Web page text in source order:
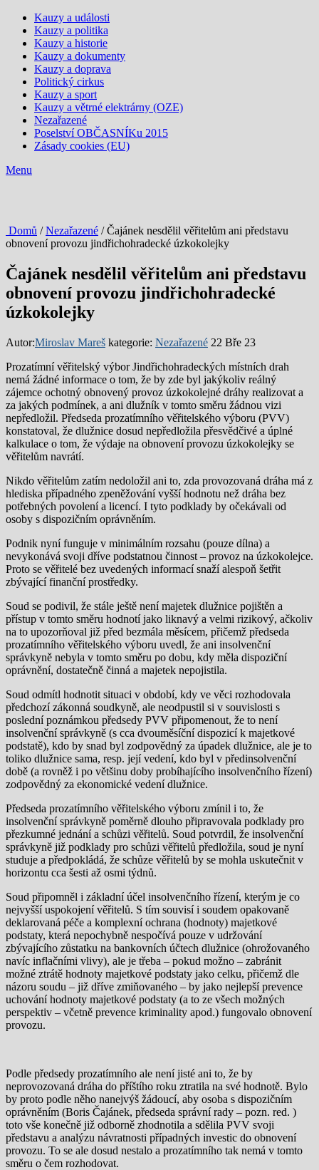
Kauzy a události
Kauzy a politika
Kauzy a historie
Kauzy a dokumenty
Kauzy a doprava
Politický cirkus
Kauzy a sport
Kauzy a větrné elektrárny (OZE)
Nezařazené
Poselství OBČASNÍKu 2015
Zásady cookies (EU)
Menu
Domů /Nezařazené / Čajánek nesdělil věřitelům ani představu
obnovení provozu jindřichohradecké úzkokolejky
Čajánek nesdělil věřitelům ani představu
obnovení provozu jindřichohradecké
úzkokolejky
Autor:Miroslav Mareš kategorie: Nezařazené 22 Bře 23
Prozatímní věřitelský výbor Jindřichohradeckých místních drah
nemá žádné informace o tom, že by zde byl jakýkoliv reálný
zájemce ochotný obnovený provoz úzkokolejné dráhy realizovat a
za jakých podmínek, a ani dlužník v tomto směru žádnou vizi
nepředložil. Předseda prozatímního věřitelského výboru (PVV)
konstatoval, že dlužnice dosud nepředložila přesvědčivé a úplné
kalkulace o tom, že výdaje na obnovení provozu úzkokolejky se
věřitelům navrátí.
Nikdo věřitelům zatím nedoložil ani to, zda provozovaná dráha má z
hlediska případného zpeněžování vyšší hodnotu než dráha bez
potřebných povolení a licencí. I tyto podklady by očekávali od
osoby s dispozičním oprávněním.
Podnik nyní funguje v minimálním rozsahu (pouze dílna) a
nevykonává svoji dříve podstatnou činnost – provoz na úzkokolejce.
Proto se věřitelé bez uvedených informací snaží alespoň šetřit
zbývající finanční prostředky.
Soud se podivil, že stále ještě není majetek dlužnice pojištěn a
přístup v tomto směru hodnotí jako liknavý a velmi rizikový, ačkoliv
na to upozorňoval již před bezmála měsícem, přičemž předseda
prozatímního věřitelského výboru uvedl, že ani insolvenční
správkyně nebyla v tomto směru po dobu, kdy měla dispoziční
oprávnění, dostatečně činná a majetek nepojistila.
Soud odmítl hodnotit situaci v období, kdy ve věci rozhodovala
předchozí zákonná soudkyně, ale neodpustil si v souvislosti s
poslední poznámkou předsedy PVV připomenout, že to není
insolvenční správkyně (s cca dvouměsíční dispozicí k majetkové
podstatě), kdo by snad byl zodpovědný za úpadek dlužnice, ale je to
toliko dlužnice sama, resp. její vedení, kdo byl v předinsolvenční
době (a rovněž i po většinu doby probíhajícího insolvenčního řízení)
zodpovědný za ekonomické vedení dlužnice.
Předseda prozatímního věřitelského výboru zmínil i to, že
insolvenční správkyně poměrně dlouho připravovala podklady pro
přezkumné jednání a schůzi věřitelů. Soud potvrdil, že insolvenční
správkyně již podklady pro schůzi věřitelů předložila, soud je nyní
studuje a předpokládá, že schůze věřitelů by se mohla uskutečnit v
horizontu cca šesti až osmi týdnů.
Soud připomněl i základní účel insolvenčního řízení, kterým je co
nejvyšší uspokojení věřitelů. S tím souvisí i soudem opakovaně
deklarovaná péče a komplexní ochrana (hodnoty) majetkové
podstaty, která nepochybně nespočívá pouze v udržování
zbývajícího zůstatku na bankovních účtech dlužnice (ohrožovaného
navíc inflačními vlivy), ale je třeba – pokud možno – zabránit
možné ztrátě hodnoty majetkové podstaty jako celku, přičemž dle
názoru soudu – již dříve zmiňovaného – by jako nejlepší prevence
uchování hodnoty majetkové podstaty (a to ze všech možných
perspektiv – včetně prevence kriminality apod.) fungovalo obnovení
provozu.
Podle předsedy prozatímního ale není jisté ani to, že by
neprovozovaná dráha do příštího roku ztratila na své hodnotě. Bylo
by proto podle něho nanejvýš žádoucí, aby osoba s dispozičním
oprávněním (Boris Čajánek, předseda správní rady – pozn. red. )
toto vše konečně již odborně zhodnotila a sdělila PVV svoji
představu a analýzu návratnosti případných investic do obnovení
provozu. To se ale dosud nestalo a prozatímního tak nemá v tomto
směru o čem rozhodovat.